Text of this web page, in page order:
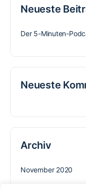
Neueste
Der 5-Minuten-
Neueste
Archiv
November 2020